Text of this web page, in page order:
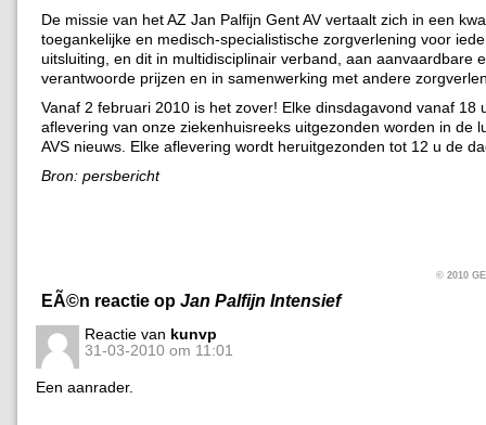
De missie van het AZ Jan Palfijn Gent AV vertaalt zich in een
toegankelijke en medisch-specialistische zorgverlening voor
uitsluiting, en dit in multidisciplinair verband, aan aanvaardbare
verantwoorde prijzen en in samenwerking met andere
Vanaf 2 februari 2010 is het zover! Elke dinsdagavond vanaf 18
aflevering van onze ziekenhuisreeks uitgezonden worden in de
AVS nieuws. Elke aflevering wordt heruitgezonden tot 12 u de
Bron: persbericht
© 2010
EÃ©n reactie op Jan Palfijn Intensief
Reactie van kunvp
31-03-2010 om 11:01
Een aanrader.